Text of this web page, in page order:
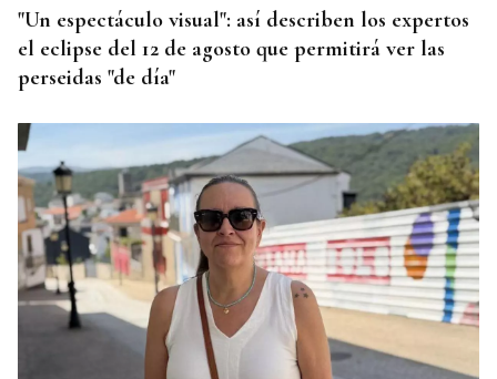
"Un espectáculo visual": así describen los expertos
el eclipse del 12 de agosto que permitirá ver las
perseidas "de día"